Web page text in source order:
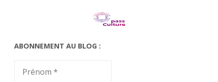
ABONNEMENT AU BLOG :